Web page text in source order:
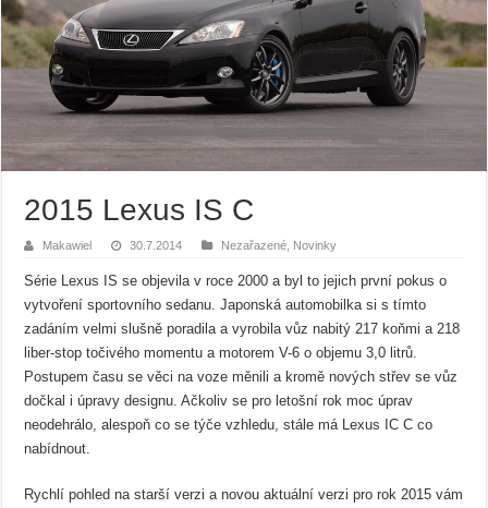
2015 Lexus IS C
Makawiel 30.7.2014 Nezařazené Novinky
Série Lexus IS se objevila v roce 2000 a byl to jejich první pokus o
vytvoření sportovního sedanu. Japonská automobilka si s tímto
zadáním velmi slušně poradila a vyrobila vůz nabitý 217 koňmi a 218
liber-stop točivého momentu a motorem V-6 o objemu 3,0 litrů.
Postupem času se věci na voze měnili a kromě nových střev se vůz
dočkal i úpravy designu. Ačkoliv se pro letošní rok moc úprav
neodehrálo, alespoň co se týče vzhledu, stále má Lexus IC C co
nabídnout.
Rychlí pohled na starší verzi a novou aktuální verzi pro rok 2015 vám